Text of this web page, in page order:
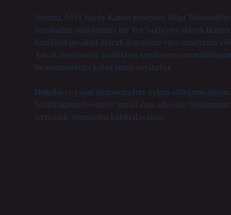
Sitemiz, 5651 Sayılı Kanun gereğince Bilgi
tarafından onaylanmış bir Yer Sağlayıcı olarak
içerikleri proaktif olarak denetleme veya araştırma
Ancak, üyelerimiz yazdıkları içeriklerin
bu sorumluluğu kabul etmiş sayılırlar.
Hukuka ve yasal düzenlemelere aykırı olduğunu
backlinkpanelicomtr@gmail.com adresine
içerisinde sitemizden kaldırılacaktır.